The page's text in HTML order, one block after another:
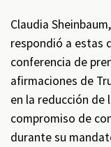
Claudia
respondió a estas
conferencia de
afirmaciones de
en la reducción de
compromiso de
durante su